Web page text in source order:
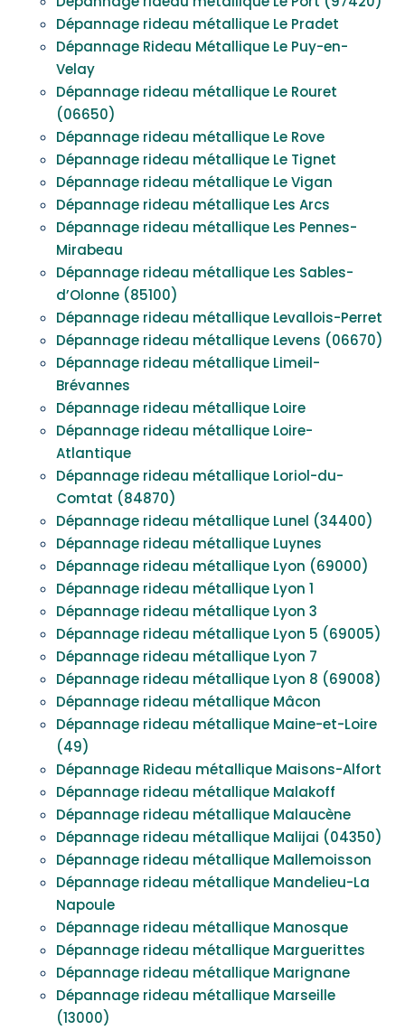
Dépannage rideau métallique Le Pradet
Dépannage Rideau Métallique Le Puy-en-
Velay
Dépannage rideau métallique Le Rouret
(06650)
Dépannage rideau métallique Le Rove
Dépannage rideau métallique Le Tignet
Dépannage rideau métallique Le Vigan
Dépannage rideau métallique Les Arcs
Dépannage rideau métallique Les Pennes-
Mirabeau
Dépannage rideau métallique Les Sables-
d’Olonne (85100)
Dépannage rideau métallique Levallois-Perret
Dépannage rideau métallique Levens (06670)
Dépannage rideau métallique Limeil-
Brévannes
Dépannage rideau métallique Loire
Dépannage rideau métallique Loire-
Atlantique
Dépannage rideau métallique Loriol-du-
Comtat (84870)
Dépannage rideau métallique Lunel (34400)
Dépannage rideau métallique Luynes
Dépannage rideau métallique Lyon (69000)
Dépannage rideau métallique Lyon 1
Dépannage rideau métallique Lyon 3
Dépannage rideau métallique Lyon 5 (69005)
Dépannage rideau métallique Lyon 7
Dépannage rideau métallique Lyon 8 (69008)
Dépannage rideau métallique Mâcon
Dépannage rideau métallique Maine-et-Loire
(49)
Dépannage Rideau métallique Maisons-Alfort
Dépannage rideau métallique Malakoff
Dépannage rideau métallique Malaucène
Dépannage rideau métallique Malijai (04350)
Dépannage rideau métallique Mallemoisson
Dépannage rideau métallique Mandelieu-La
Napoule
Dépannage rideau métallique Manosque
Dépannage rideau métallique Marguerittes
Dépannage rideau métallique Marignane
Dépannage rideau métallique Marseille
(13000)